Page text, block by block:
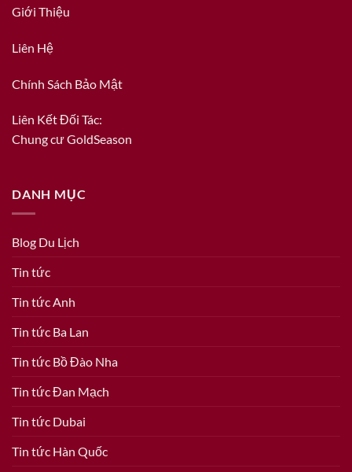
Giới Thiệu
Liên Hệ
Chính Sách Bảo Mật
Liên Kết Đối Tác:
Chung cư GoldSeason
DANH MỤC
Blog Du Lịch
Tin tức
Tin tức Anh
Tin tức Ba Lan
Tin tức Bồ Đào Nha
Tin tức Đan Mạch
Tin tức Dubai
Tin tức Hàn Quốc